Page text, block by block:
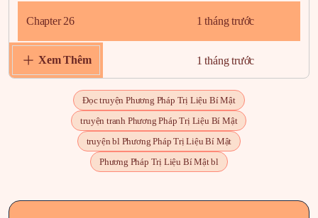
Chapter 26 1 tháng trước
Chapter 25 1 tháng trước
Chapter 24 1 tháng trước
1 tháng trước
Xem Thêm
Đọc truyện Phương Pháp Trị Liệu Bí Mật
truyện tranh Phương Pháp Trị Liệu Bí Mật
truyện bl Phương Pháp Trị Liệu Bí Mật
Phương Pháp Trị Liệu Bí Mật bl